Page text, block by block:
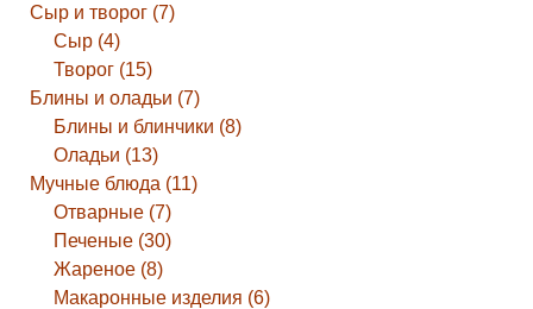
Сыр и творог (7)
Сыр (4)
Творог (15)
Блины и оладьи (7)
Блины и блинчики (8)
Оладьи (13)
Мучные блюда (11)
Отварные (7)
Печеные (30)
Жареное (8)
Макаронные изделия (6)